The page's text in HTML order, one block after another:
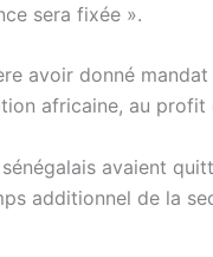
sera fixée ».
avoir donné
africaine, au profit
avaient
additionnel de la